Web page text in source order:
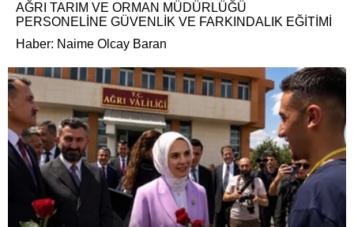
AĞRI TARIM VE ORMAN MÜDÜRLÜĞÜ
PERSONELİNE GÜVENLİK VE FARKINDALIK EĞİTİMİ
Haber: Naime Olcay Baran